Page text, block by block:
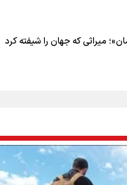
میراثی که جهان را شیفته کرد
ملی و حق مردم برای شنیدن